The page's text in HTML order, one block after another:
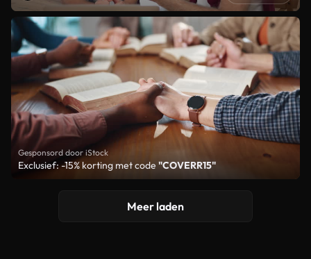
Gesponsord door iStock
Exclusief: -15% korting met code "COVERR15"
Meer laden